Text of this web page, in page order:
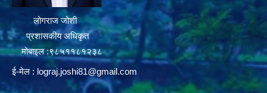
लोगराज जोशी
प्रशासकीय अधिकृत
मोबाइल :९८५११८१२३८
ई-मेल : lograj.joshi81@gmail.com